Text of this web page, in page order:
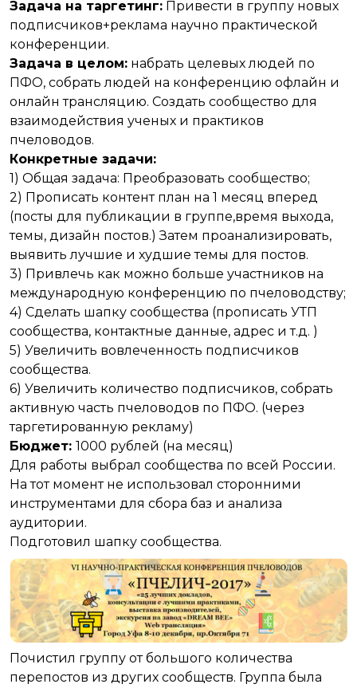
Задача на таргетинг: Привести в группу новых
подписчиков+реклама научно практической
конференции.
Задача в целом: набрать целевых людей по
ПФО, собрать людей на конференцию офлайн и
онлайн трансляцию. Создать сообщество для
взаимодействия ученых и практиков
пчеловодов.
Конкретные задачи:
1) Общая задача: Преобразовать сообщество;
2) Прописать контент план на 1 месяц вперед
(посты для публикации в группе,время выхода,
темы, дизайн постов.) Затем проанализировать,
выявить лучшие и худшие темы для постов.
3) Привлечь как можно больше участников на
международную конференцию по пчеловодству;
4) Сделать шапку сообщества (прописать УТП
сообщества, контактные данные, адрес и т.д. )
5) Увеличить вовлеченность подписчиков
сообщества.
6) Увеличить количество подписчиков, собрать
активную часть пчеловодов по ПФО. (через
таргетированную рекламу)
Бюджет: 1000 рублей (на месяц)
Для работы выбрал сообщества по всей России.
На тот момент не использовал сторонними
инструментами для сбора баз и анализа
аудитории.
Подготовил шапку сообщества.
Почистил группу от большого количества
перепостов из других сообществ. Группа была